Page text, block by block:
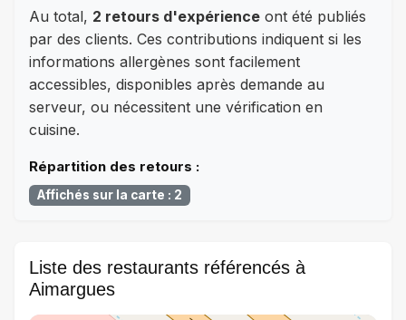
Au total, 2 retours d'expérience ont été publiés
par des clients. Ces contributions indiquent si les
informations allergènes sont facilement
accessibles, disponibles après demande au
serveur, ou nécessitent une vérification en
cuisine.
Répartition des retours :
Affichés sur la carte : 2
Liste des restaurants référencés à
Aimargues